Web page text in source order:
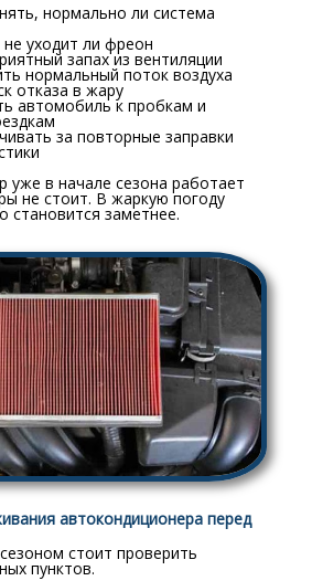
нормально ли система
уходит ли фреон
запах из вентиляции
нормальный поток воздуха
отказа в жару
автомобиль к пробкам и
за повторные заправки
уже в начале сезона работает
не стоит. В жаркую погоду
становится заметнее.
автокондиционера перед
стоит проверить
пунктов.